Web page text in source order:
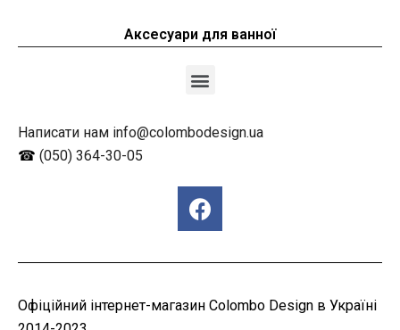
Аксесуари для ванної
Написати нам info@colombodesign.ua
☎ (050) 364-30-05
Офіційний інтернет-магазин Colombo Design в Україні